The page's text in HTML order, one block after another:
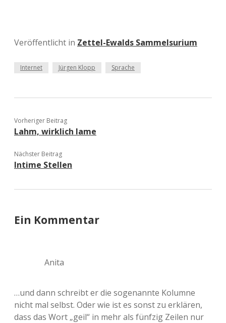
Veröffentlicht in Zettel-Ewalds Sammelsurium
Internet Jürgen Klopp Sprache
Vorheriger Beitrag
Lahm, wirklich lame
Nächster Beitrag
Intime Stellen
Ein Kommentar
Anita
…und dann schreibt er die sogenannte Kolumne
nicht mal selbst. Oder wie ist es sonst zu erklären,
dass das Wort „geil“ in mehr als fünfzig Zeilen nur